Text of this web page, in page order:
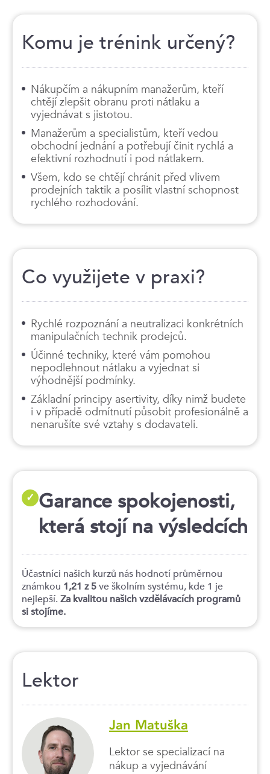
Komu je trénink určený?
Nákupčím a nákupním manažerům, kteří
chtějí zlepšit obranu proti nátlaku a
vyjednávat s jistotou.
Manažerům a specialistům, kteří vedou
obchodní jednání a potřebují činit rychlá a
efektivní rozhodnutí i pod nátlakem.
Všem, kdo se chtějí chránit před vlivem
prodejních taktik a posílit vlastní schopnost
rychlého rozhodování.
Co využijete v praxi?
Rychlé rozpoznání a neutralizaci konkrétních
manipulačních technik prodejců.
Účinné techniky, které vám pomohou
nepodlehnout nátlaku a vyjednat si
výhodnější podmínky.
Základní principy asertivity, díky nimž budete
i v případě odmítnutí působit profesionálně a
nenarušíte své vztahy s dodavateli.
✓ Garance spokojenosti,
která stojí na výsledcích
Účastníci našich kurzů nás hodnotí průměrnou
známkou 1,21 z 5ve školním systému, kde 1 je
nejlepší. Za kvalitou našich vzdělávacích programů
si stojíme.
Lektor
Jan Matuška
Lektor se specializací na
nákup a vyjednávání